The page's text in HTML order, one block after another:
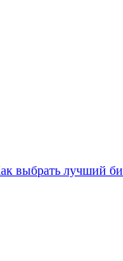
выбрать лучший